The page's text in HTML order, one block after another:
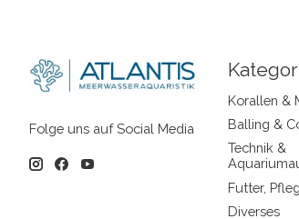
Folge uns auf Social Media
Korallen &
Balling &
Technik &
Futter,
Diverses